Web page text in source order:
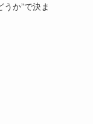
うか”で決ま